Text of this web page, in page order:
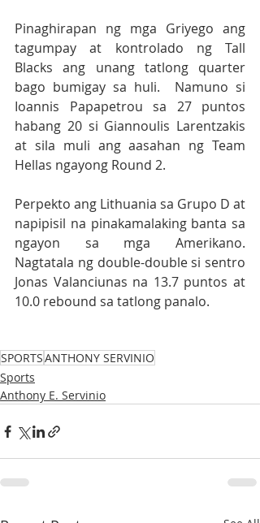
Pinaghirapan ng mga Griyego ang
tagumpay at kontrolado ng Tall
Blacks ang unang tatlong quarter
bago bumigay sa huli.  Namuno si
Ioannis Papapetrou sa 27 puntos
habang 20 si Giannoulis Larentzakis
at sila muli ang aasahan ng Team
Hellas ngayong Round 2.
Perpekto ang Lithuania sa Grupo D at
napipisil na pinakamalaking banta sa
ngayon sa mga Amerikano.
Nagtatala ng double-double si sentro
Jonas Valanciunas na 13.7 puntos at
SPORTSANTHONY SERVINIO
Sports
Anthony E. Servinio